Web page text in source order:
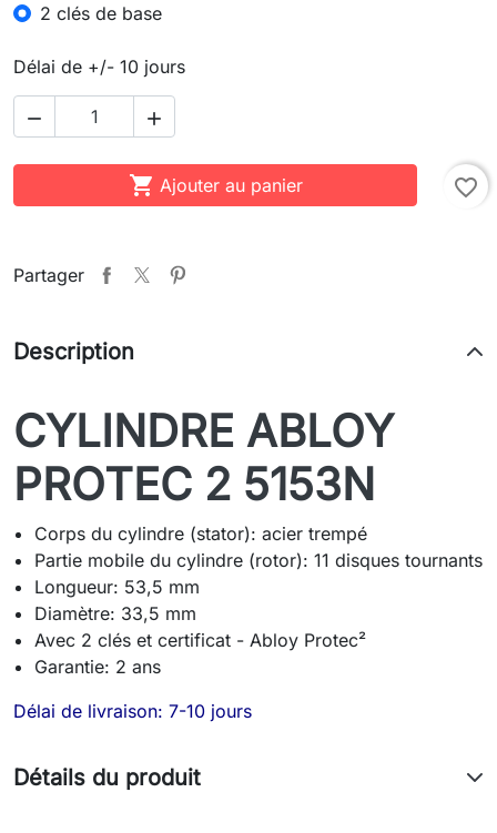
2 clés de base
Délai de +/- 10 jours
 
 Ajouter au panier favorite_border
Partager
Description
CYLINDRE ABLOY
PROTEC 2 5153N
Corps du cylindre (stator): acier trempé
Partie mobile du cylindre (rotor): 11 disques tournants
Longueur: 53,5 mm
Diamètre: 33,5 mm
Avec 2 clés et certificat - Abloy Protec²
Garantie: 2 ans
Délai de livraison: 7-10 jours
Détails du produit